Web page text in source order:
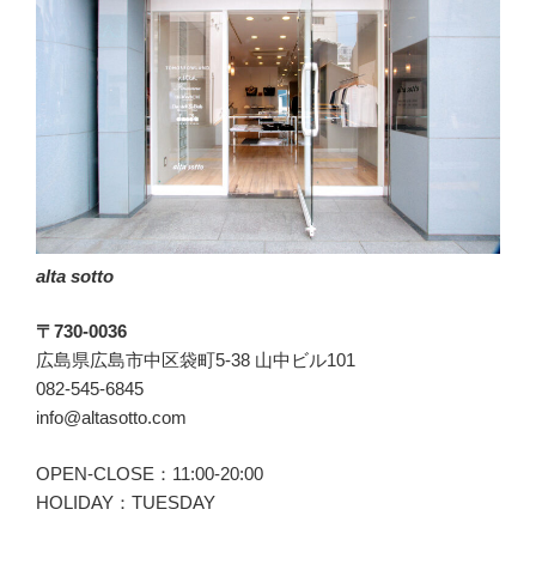
り」
で
く
り」。”
の
alta sotto
〒730-0036
広島県広島市中区袋町5-38 山中ビル101
082-545-6845
info@altasotto.com
OPEN-CLOSE：11:00-20:00
HOLIDAY：TUESDAY